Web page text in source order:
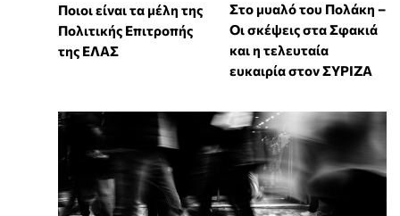
Ποιοι είναι τα μέλη της
Πολιτικής Επιτροπής
της ΕΛΑΣ
Στο μυαλό του Πολάκη –
Οι σκέψεις στα Σφακιά
και η τελευταία
ευκαιρία στον ΣΥΡΙΖΑ